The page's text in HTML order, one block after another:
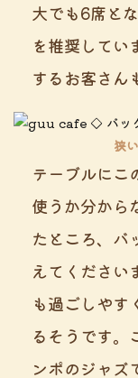
大でも6席と
を推奨してい
するお客さん
狭
テーブルにこ
使うか分から
たところ、バ
えてください
も過ごしやす
るそうです。
ンポのジャズ